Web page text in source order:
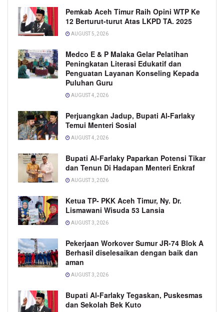
Pemkab Aceh Timur Raih Opini WTP Ke
12 Berturut-turut Atas LKPD TA. 2025
AUGUST 5, 2026
Medco E & P Malaka Gelar Pelatihan
Peningkatan Literasi Edukatif dan
Penguatan Layanan Konseling Kepada
Puluhan Guru
AUGUST 4, 2026
Perjuangkan Jadup, Bupati Al-Farlaky
Temui Menteri Sosial
AUGUST 4, 2026
Bupati Al-Farlaky Paparkan Potensi Tikar
dan Tenun Di Hadapan Menteri Enkraf
AUGUST 3, 2026
Ketua TP- PKK Aceh Timur, Ny. Dr.
Lismawani Wisuda 53 Lansia
AUGUST 3, 2026
Pekerjaan Workover Sumur JR-74 Blok A
Berhasil diselesaikan dengan baik dan
aman
AUGUST 3, 2026
Bupati Al-Farlaky Tegaskan, Puskesmas
dan Sekolah Bek Kuto